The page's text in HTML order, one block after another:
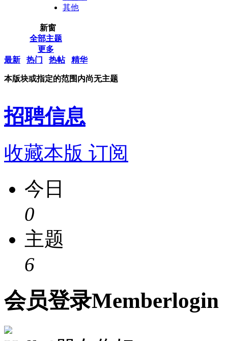
其他
新窗
全部主题
更多
最新
热门 热帖 精华
本版块或指定的范围内尚无主题
招聘信息
收藏本版 订阅
今日
0
主题
6
会员登录Memberlogin